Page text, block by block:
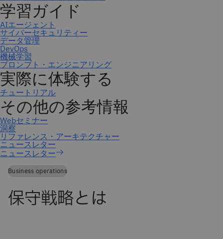
ニュースレター
Business operations
保守戦略とは